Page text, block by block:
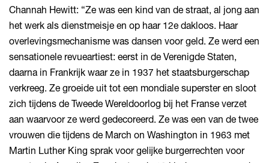
Channah Hewitt: “Ze was een kind van de straat, al jong aan
het werk als dienstmeisje en op haar 12e dakloos. Haar
overlevingsmechanisme was dansen voor geld. Ze werd een
sensationele revueartiest: eerst in de Verenigde Staten,
daarna in Frankrijk waar ze in 1937 het staatsburgerschap
verkreeg. Ze groeide uit tot een mondiale superster en sloot
zich tijdens de Tweede Wereldoorlog bij het Franse verzet
aan waarvoor ze werd gedecoreerd. Ze was een van de twee
vrouwen die tijdens de March on Washington in 1963 met
Martin Luther King sprak voor gelijke burgerrechten voor